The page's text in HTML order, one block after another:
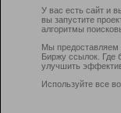
У вас есть сайт и
вы запустите
алгоритмы
Мы предоставляем
Биржу ссылок. Где
улучшить
Используйте все